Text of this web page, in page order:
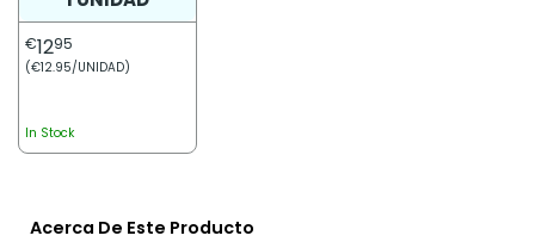
€1295
(€12.95/UNIDAD)
In Stock
Acerca De Este Producto